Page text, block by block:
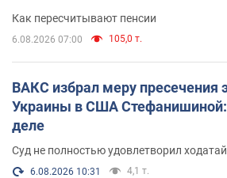
Как пересчитывают пенсии
6.08.2026 07:00 105,0 т.
ВАКС избрал меру пресечения
Украины в США Стефанишиной:
деле
Суд не полностью удовлетворил
6.08.2026 10:31 4,1 т.